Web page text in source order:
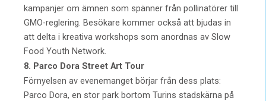
kampanjer om ämnen som spänner från pollinatörer till
GMO-reglering. Besökare kommer också att bjudas in
att delta i kreativa workshops som anordnas av Slow
Food Youth Network.
8. Parco Dora Street Art Tour
Förnyelsen av evenemanget börjar från dess plats:
Parco Dora, en stor park bortom Turins stadskärna på